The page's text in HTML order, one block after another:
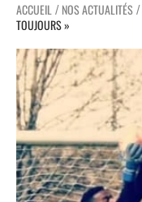
ACCUEIL / NOS ACTUALITÉS /
TOUJOURS »